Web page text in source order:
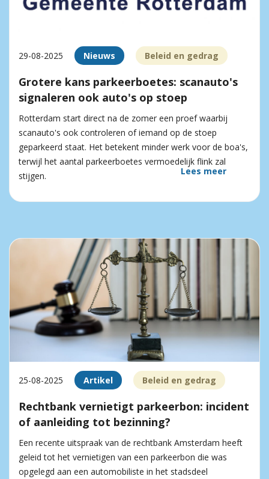
29-08-2025 Nieuws Beleid en gedrag
Grotere kans parkeerboetes: scanauto's
signaleren ook auto's op stoep
Rotterdam start direct na de zomer een proef waarbij
scanauto's ook controleren of iemand op de stoep
geparkeerd staat. Het betekent minder werk voor de boa's,
terwijl het aantal parkeerboetes vermoedelijk flink zal
stijgen.
Lees meer
25-08-2025 Artikel Beleid en gedrag
Rechtbank vernietigt parkeerbon: incident
of aanleiding tot bezinning?
Een recente uitspraak van de rechtbank Amsterdam heeft
geleid tot het vernietigen van een parkeerbon die was
opgelegd aan een automobiliste in het stadsdeel